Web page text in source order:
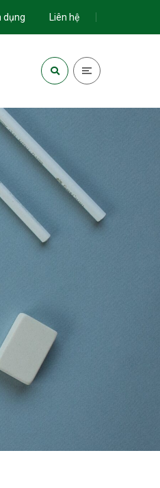
dụng Liên hệ